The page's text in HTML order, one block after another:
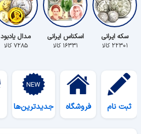
سکه ایرانی
۲۲۳۰۱ کالا
اسکناس ایرانی
۱۶۳۳۱ کالا
مدال یادبود
۷۲۸۵ کالا
ثبت نام فروشگاه جدیدترین‌ها